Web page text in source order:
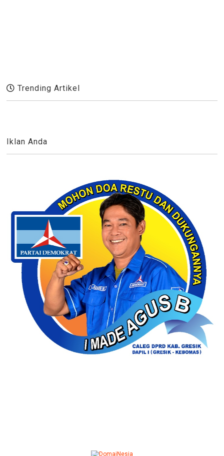
Trending Artikel
Iklan Anda